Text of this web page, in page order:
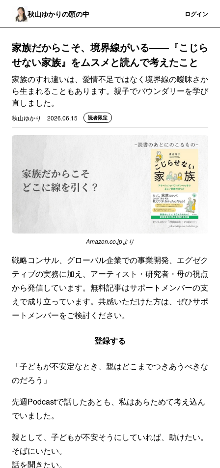
秋山ゆかりの頭の中 ログイン
家族だからこそ、境界線がいる——『こじら
せない家族』をムスメと読んで考えたこと
家族のすれ違いは、愛情不足ではなく境界線の曖昧さか
ら生まれることもあります。親子でバウンダリーを学び
直しました。
秋山ゆかり 2026.06.15 読者限定
Amazon.co.jpより
戦略コンサル、グローバル企業での事業開発、エグゼク
ティブの実務に加え、アーティスト・研究者・母の視点
から発信しています。無料記事はサポートメンバーの支
えで成り立っています。共感いただけた方は、ぜひサポ
ートメンバーをご検討ください。
登録する
「子どもが不安定なとき、親はどこまでつきあうべきな
のだろう」
先週Podcastで話したあとも、私はあらためて考え込ん
でいました。
親として、子どもが不安そうにしていれば、助けたい。
そばにいたい。
話を聞きたい。